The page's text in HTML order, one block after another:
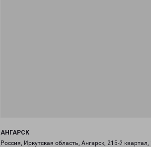
АНГАРСК
Россия, Иркутская область, Ангарск, 215-й квартал,